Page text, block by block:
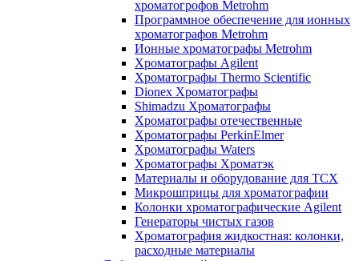
хроматогрофов Metrohm
Программное обеспечение для ионных
хроматографов Metrohm
Ионные хроматографы Metrohm
Хроматографы Agilent
Хроматографы Thermo Scientific
Dionex Хроматографы
Shimadzu Хроматографы
Хроматографы отечественные
Хроматографы PerkinElmer
Хроматографы Waters
Хроматографы Хроматэк
Материалы и оборудование для ТСХ
Микрошприцы для хроматографии
Колонки хроматографические Agilent
Генераторы чистых газов
Хроматография жидкостная: колонки,
расходные материалы